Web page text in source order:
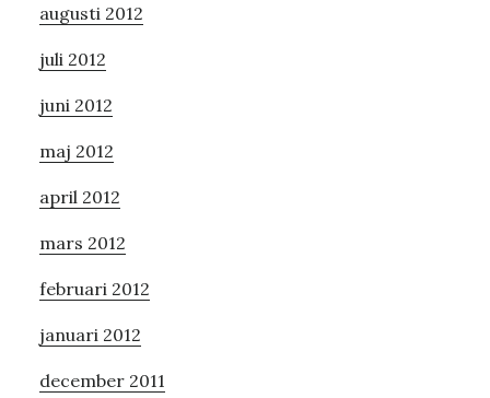
augusti 2012
juli 2012
juni 2012
maj 2012
april 2012
mars 2012
februari 2012
januari 2012
december 2011